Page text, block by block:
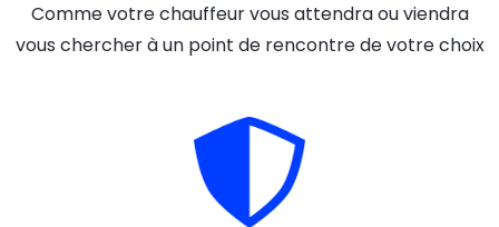
Comme votre chauffeur vous attendra ou viendra
vous chercher à un point de rencontre de votre choix